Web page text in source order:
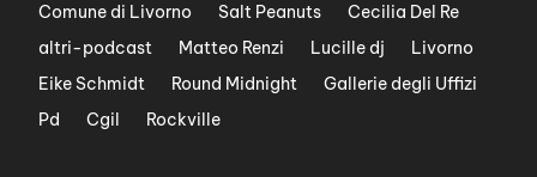
Comune di Livorno
Salt Peanuts
Cecilia Del Re
altri-podcast
Matteo Renzi Lucille dj
Livorno
Eike Schmidt
Round Midnight
Gallerie degli Uffizi
Pd
Cgil Rockville